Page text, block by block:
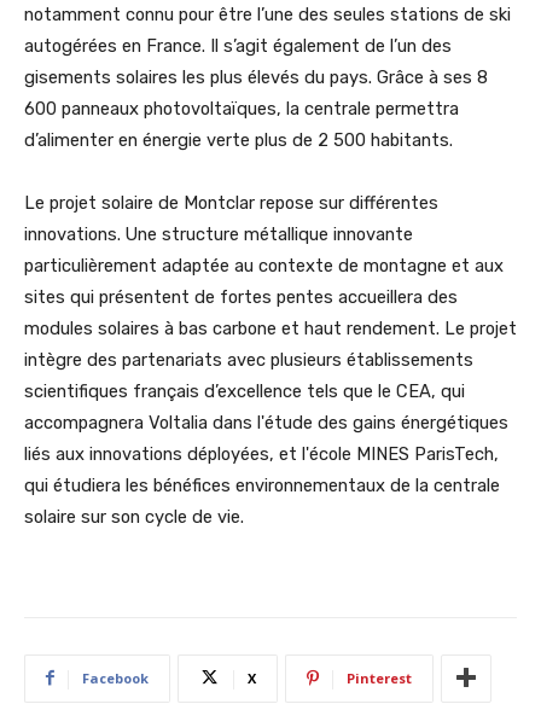
notamment connu pour être l’une des seules stations de ski
autogérées en France. Il s’agit également de l’un des
gisements solaires les plus élevés du pays. Grâce à ses 8
600 panneaux photovoltaïques, la centrale permettra
d’alimenter en énergie verte plus de 2 500 habitants.
Le projet solaire de Montclar repose sur différentes
innovations. Une structure métallique innovante
particulièrement adaptée au contexte de montagne et aux
sites qui présentent de fortes pentes accueillera des
modules solaires à bas carbone et haut rendement. Le projet
intègre des partenariats avec plusieurs établissements
scientifiques français d’excellence tels que le CEA, qui
accompagnera Voltalia dans l'étude des gains énergétiques
liés aux innovations déployées, et l'école MINES ParisTech,
qui étudiera les bénéfices environnementaux de la centrale
solaire sur son cycle de vie.
Facebook X Pinterest